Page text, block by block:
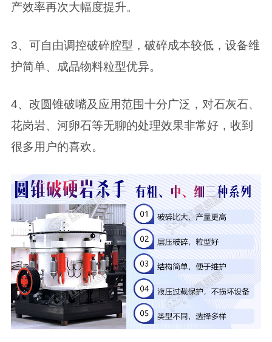
产效率再次大幅度提升。
3、可自由调控破碎腔型，破碎成本较低，设备维
护简单、成品物料粒型优异。
4、改圆锥破嘴及应用范围十分广泛，对石灰石、
花岗岩、河卵石等无聊的处理效果非常好，收到
很多用户的喜欢。